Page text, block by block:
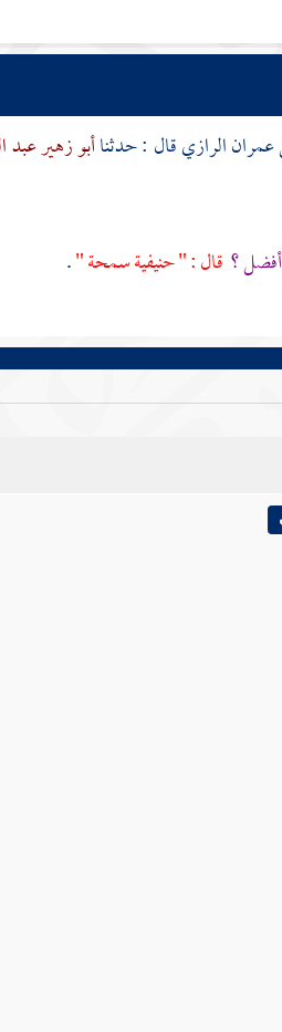
عمران الرازيقال : حدثناأبو زهير عبد
؟ قال : " حنيفية سمحة ".